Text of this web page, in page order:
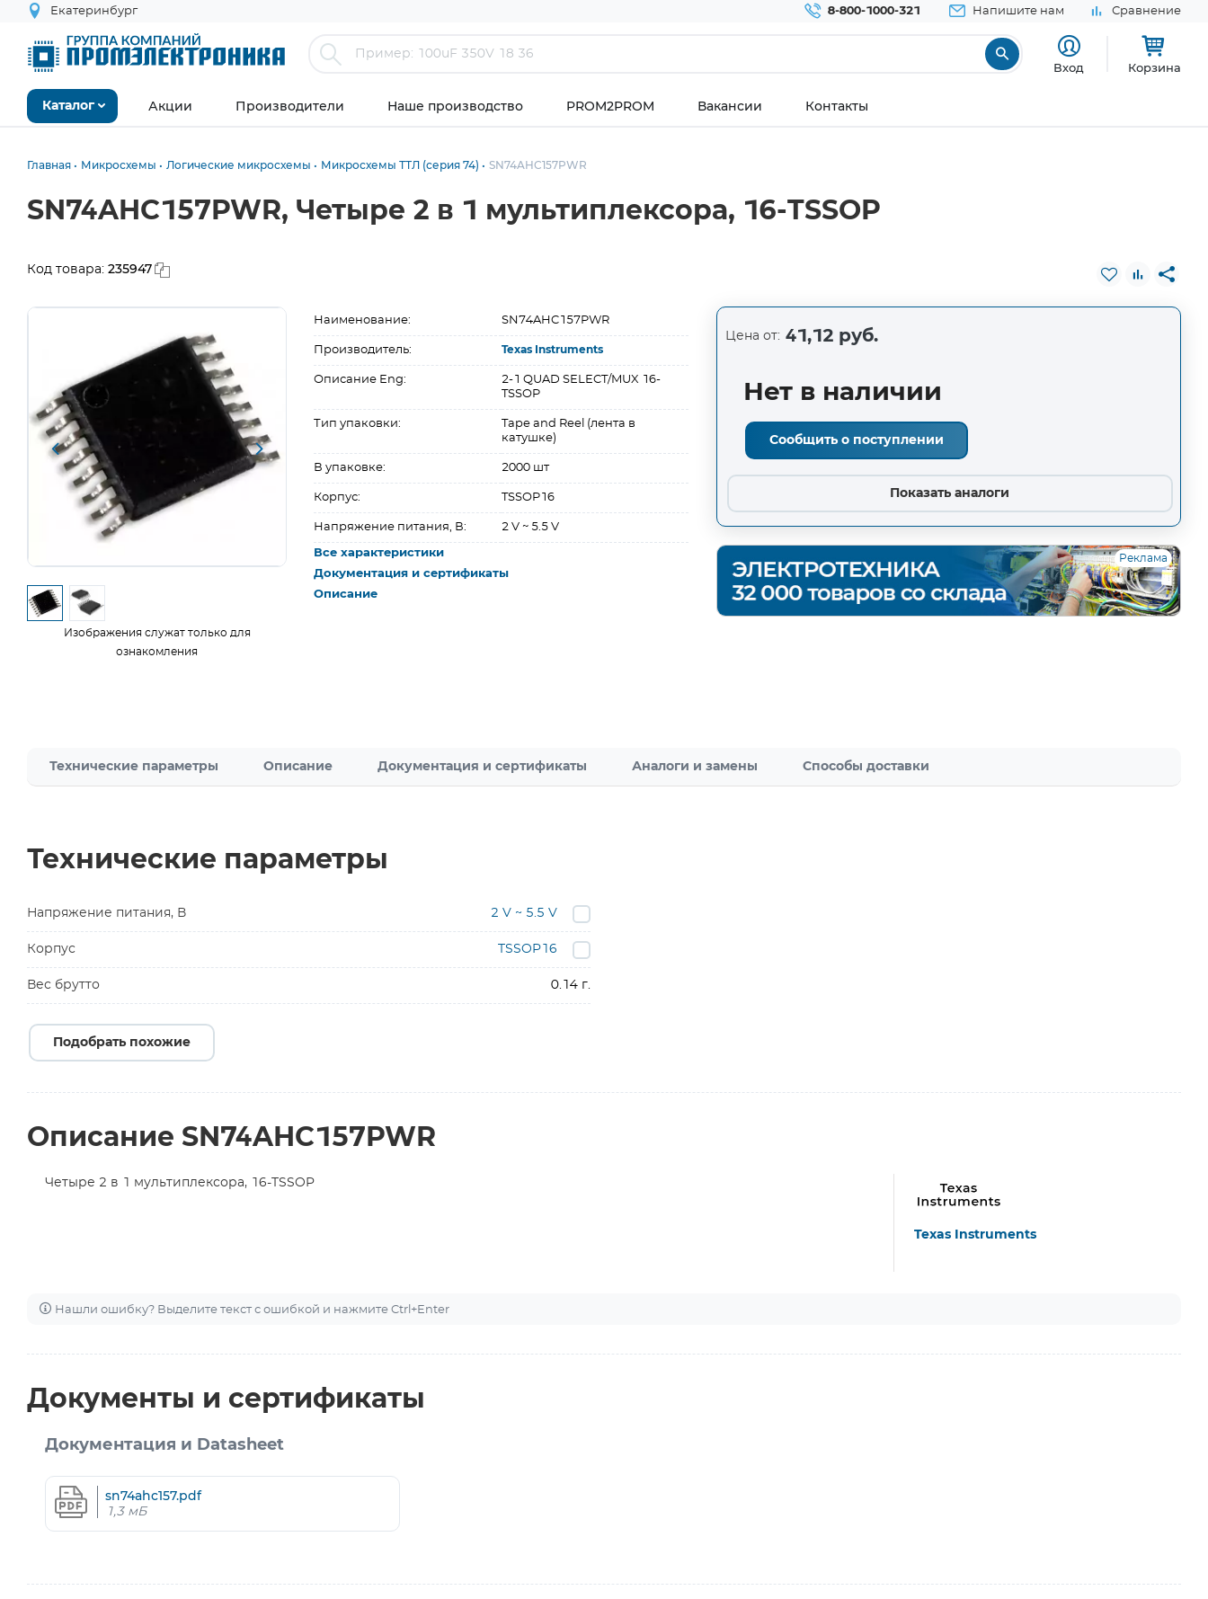
Екатеринбург 8-800-1000-321 Напишите нам Сравнение
Вход Корзина
Каталог Акции Производители Наше производство PROM2PROM Вакансии Контакты
Главная Микросхемы Логические микросхемы Микросхемы ТТЛ (серия 74) SN74AHC157PWR
SN74AHC157PWR, Четыре 2 в 1 мультиплексора, 16-TSSOP
Код товара: 235947
Изображения служат только для
ознакомления
Наименование: SN74AHC157PWR
Производитель: Texas Instruments
Описание Eng:
2-1 QUAD SELECT/MUX 16-
TSSOP
Тип упаковки:
Tape and Reel (лента в
катушке)
В упаковке: 2000 шт
Корпус: TSSOP16
Напряжение питания, В: 2 V ~ 5.5 V
Все характеристики
Документация и сертификаты
Описание
Цена от: 41,12 руб.
Нет в наличии
Сообщить о поступлении
Показать аналоги
Реклама
Технические параметры Описание Документация и сертификаты Аналоги и замены Способы доставки
Технические параметры
Напряжение питания, В 2 V ~ 5.5 V
Корпус TSSOP16
Вес брутто 0.14 г.
Подобрать похожие
Описание SN74AHC157PWR
Четыре 2 в 1 мультиплексора, 16-TSSOP
Texas Instruments
Нашли ошибку? Выделите текст с ошибкой и нажмите Ctrl+Enter
Документы и сертификаты
Документация и Datasheet
sn74ahc157.pdf
1,3 мБ